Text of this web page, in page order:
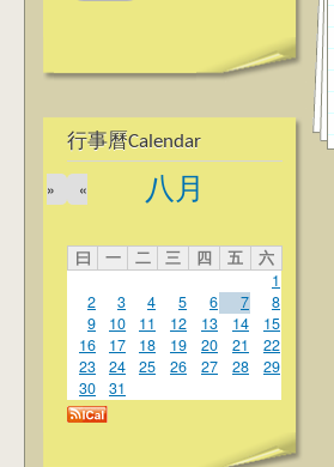
行事曆Calendar
八月
«
»
曰 一 二 三 四 五
六
1
2
3 4 5 6 7
8
9
10 11 12 13 14
15
16
17 18 19 20 21
22
23
24 25 26 27 28
29
30
31